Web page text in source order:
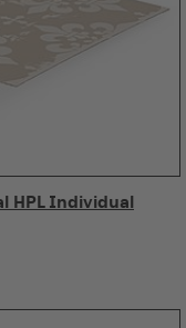
HPL Individual